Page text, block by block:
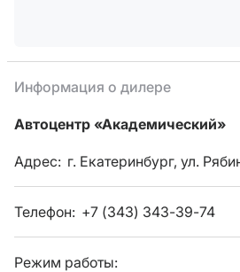
Информация о дилере
Автоцентр «Академический»
Адрес: г. Екатеринбург, ул.
Телефон: +7 (343) 343-39-74
Режим работы: